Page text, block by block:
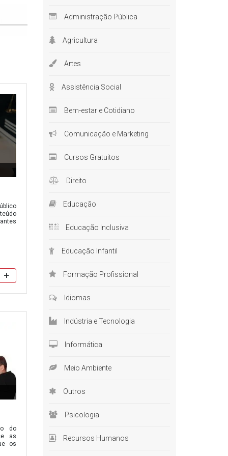
Para
+
do
as
os
Administração Pública
Agricultura
Artes
Assistência Social
Bem-estar e Cotidiano
Comunicação e Marketing
Cursos Gratuitos
Direito
Educação
Educação Inclusiva
Educação Infantil
Formação Profissional
Idiomas
Indústria e Tecnologia
Informática
Meio Ambiente
Outros
Psicologia
Recursos Humanos